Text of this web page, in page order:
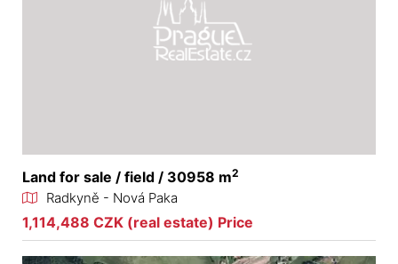
Land for sale / field / 30958 m2
Radkyně - Nová Paka
1,114,488 CZK (real estate) Price